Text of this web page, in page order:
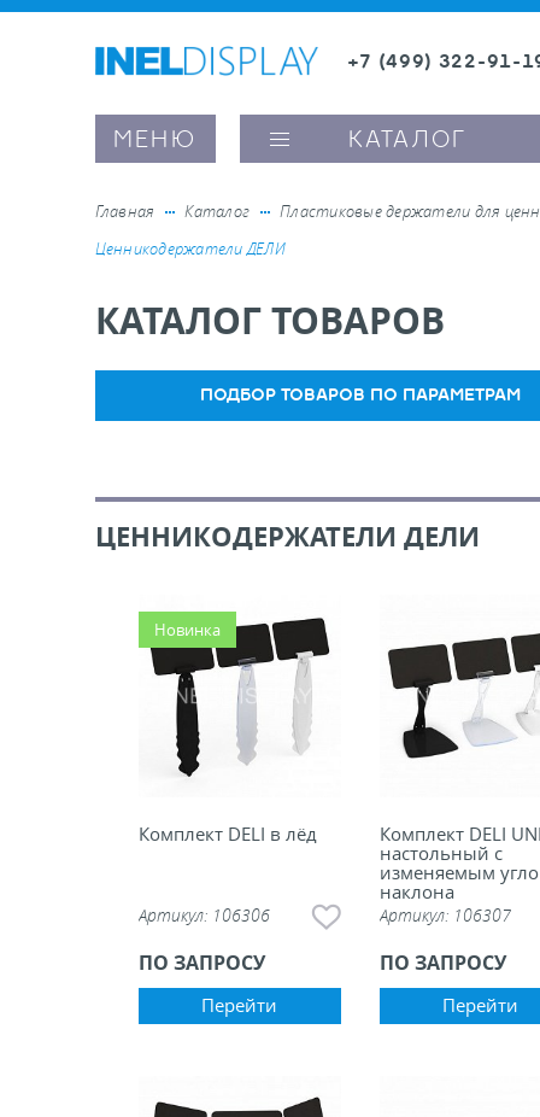
+7 (499) 322-91-
МЕНЮ КАТАЛОГ
вывесок и шелфтокеры
оборудование, комплектующие
рамки и аксессуары
напольные, подвесные, на полку
конструкции из алюминиевого
Главная Каталог
Пластиковые держатели для
Ценникодержатели ДЕЛИ
КАТАЛОГ ТОВАРОВ
ПОДБОР ТОВАРОВ ПО ПАРАМЕТРАМ
ЦЕННИКОДЕРЖАТЕЛИ ДЕЛИ
Новинка
Комплект DELI в лёд
Артикул: 106306
ПО ЗАПРОСУ
Перейти
Комплект DELI
настольный с
изменяемым
наклона
Артикул: 106307
ПО ЗАПРОСУ
Перейти